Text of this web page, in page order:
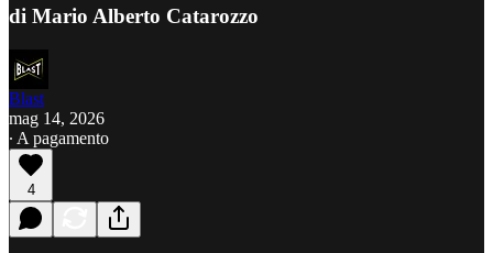
di Mario Alberto Catarozzo
Blast
mag 14, 2026
∙ A pagamento
4